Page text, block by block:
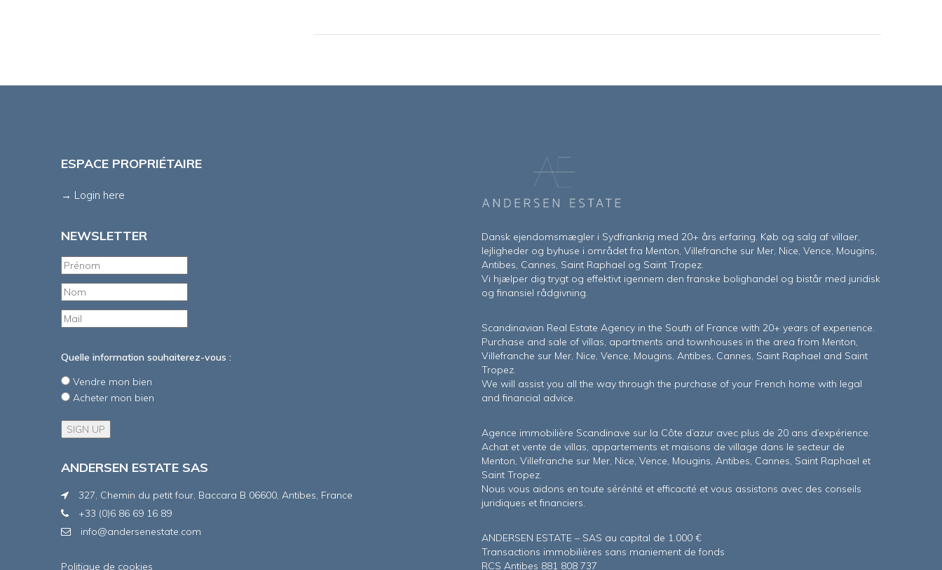
ESPACE PROPRIÉTAIRE
→ Login here
NEWSLETTER
Quelle information souhaiterez-vous :
Vendre mon bien
Acheter mon bien
ANDERSEN ESTATE SAS
327, Chemin du petit four, Baccara B 06600, Antibes, France
+33 (0)6 86 69 16 89
info@andersenestate.com
Politique de cookies
Dansk ejendomsmægler i Sydfrankrig med 20+ års erfaring. Køb og salg af villaer,
lejligheder og byhuse i området fra Menton, Villefranche sur Mer, Nice, Vence, Mougins,
Antibes, Cannes, Saint Raphael og Saint Tropez.
Vi hjælper dig trygt og effektivt igennem den franske bolighandel og bistår med juridisk
og finansiel rådgivning.
Scandinavian Real Estate Agency in the South of France with 20+ years of experience.
Purchase and sale of villas, apartments and townhouses in the area from Menton,
Villefranche sur Mer, Nice, Vence, Mougins, Antibes, Cannes, Saint Raphael and Saint
Tropez.
We will assist you all the way through the purchase of your French home with legal
and financial advice.
Agence immobilière Scandinave sur la Côte d’azur avec plus de 20 ans d’expérience.
Achat et vente de villas, appartements et maisons de village dans le secteur de
Menton, Villefranche sur Mer, Nice, Vence, Mougins, Antibes, Cannes, Saint Raphael et
Saint Tropez.
Nous vous aidons en toute sérénité et efficacité et vous assistons avec des conseils
juridiques et financiers.
ANDERSEN ESTATE – SAS au capital de 1.000 €
Transactions immobilières sans maniement de fonds
RCS Antibes 881 808 737